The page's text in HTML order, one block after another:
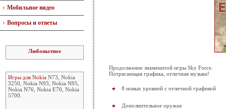
Мобильное видео
Вопросы и ответы
Любопытное
Игры для Nokia N73, Nokia
3250, Nokia N93, Nokia N95,
Nokia N76, Nokia E70, Nokia
5700.
Продолжение знаменитой игры Sky Force.
Потрясающая графика, отличная музыка!
8 новых уровней с отличной графикой
Дополнительное оружие